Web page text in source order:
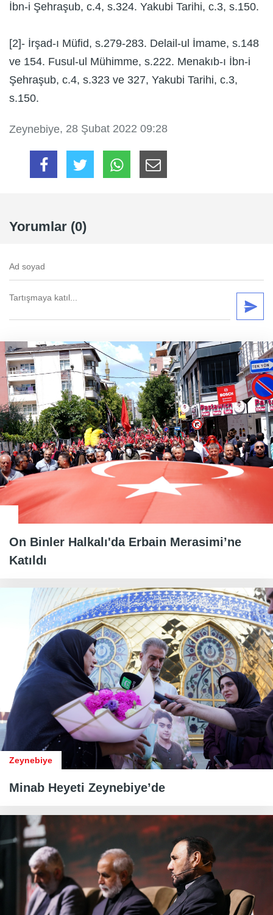
İbn-i Şehraşub, c.4, s.324. Yakubi Tarihi, c.3, s.150.
[2]- İrşad-ı Müfid, s.279-283. Delail-ul İmame, s.148
ve 154. Fusul-ul Mühimme, s.222. Menakıb-ı İbn-i
Şehraşub, c.4, s.323 ve 327, Yakubi Tarihi, c.3,
s.150.
Zeynebiye, 28 Şubat 2022 09:28
Yorumlar (0)
On Binler Halkalı'da Erbain Merasimi’ne
Katıldı
Zeynebiye
Minab Heyeti Zeynebiye’de